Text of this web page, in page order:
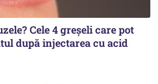
Cele 4 greșeli care pot
după injectarea cu acid